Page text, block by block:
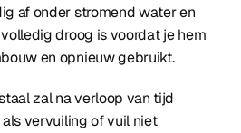
af onder stromend water en
droog is voordat je hem
en opnieuw gebruikt.
zal na verloop van tijd
vervuiling of vuil niet